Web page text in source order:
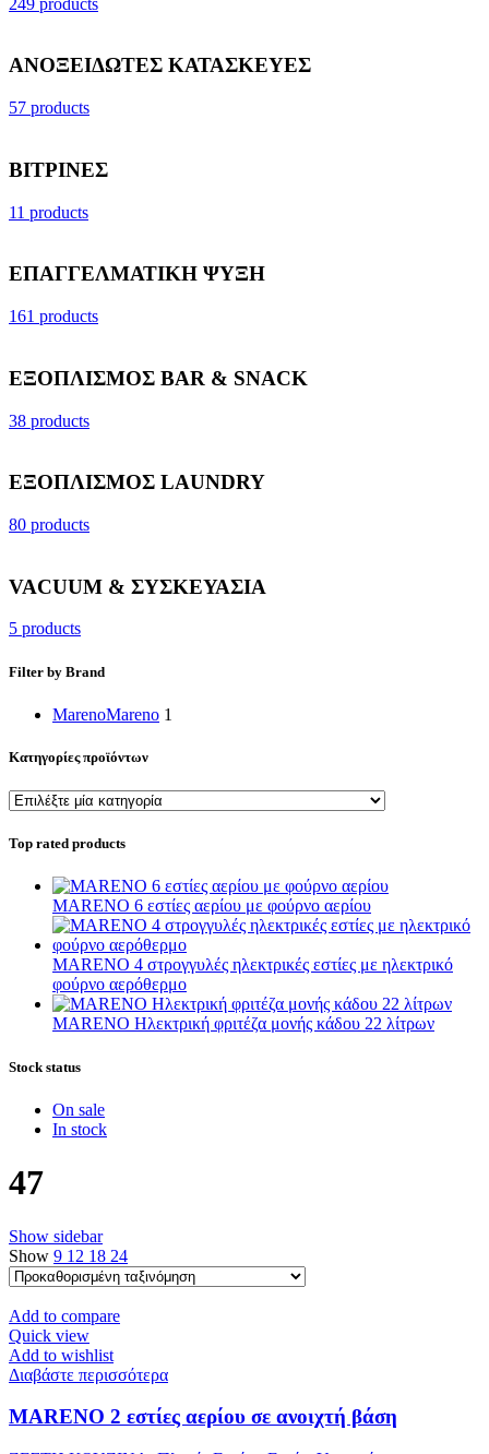
ΑΝΟΞΕΙΔΩΤΕΣ ΚΑΤΑΣΚΕΥΕΣ
57 products
ΒΙΤΡΙΝΕΣ
11 products
ΕΠΑΓΓΕΛΜΑΤΙΚΗ ΨΥΞΗ
161 products
ΕΞΟΠΛΙΣΜΟΣ BAR & SNACK
38 products
ΕΞΟΠΛΙΣΜΟΣ LAUNDRY
80 products
VACUUM & ΣΥΣΚΕΥΑΣΙΑ
5 products
Filter by Brand
MarenoMareno 1
Κατηγορίες προϊόντων
Top rated products
MARENO 6 εστίες αερίου με φούρνο αερίου
MARENO 4 στρογγυλές ηλεκτρικές εστίες με ηλεκτρικό
φούρνο αερόθερμο
MARENO Ηλεκτρική φριτέζα μονής κάδου 22 λίτρων
Stock status
On sale
In stock
47
Show sidebar
Show 9 12 18 24
Add to compare
Quick view
Add to wishlist
Διαβάστε περισσότερα
MARENO 2 εστίες αερίου σε ανοιχτή βάση